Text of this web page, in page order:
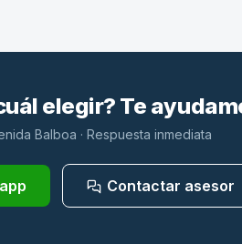
elegir? Te
Balboa · Respuesta inmediata
Contactar asesor